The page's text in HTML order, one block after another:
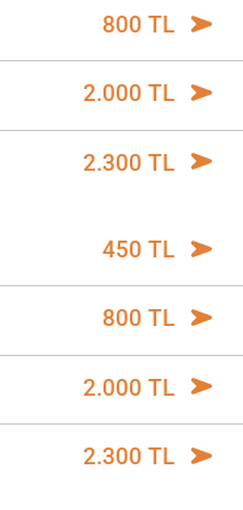
800 TL
2.000 TL
2.300 TL
450 TL
800 TL
2.000 TL
2.300 TL